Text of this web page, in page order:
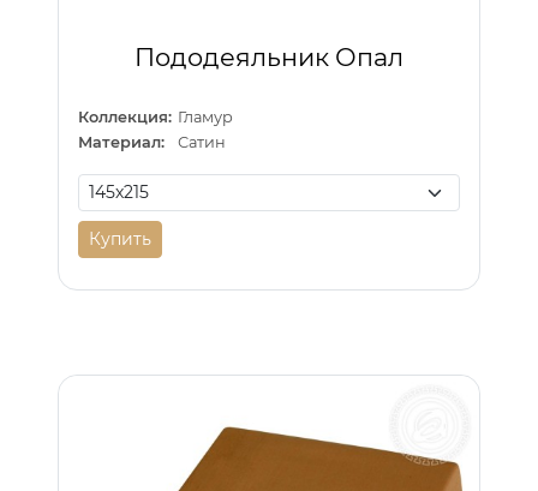
Пододеяльник Опал
Коллекция: Гламур
Материал:
Сатин
Купить